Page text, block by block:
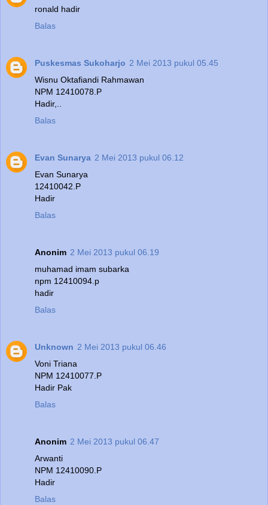
ronald hadir
Balas
Puskesmas Sukoharjo 2 Mei 2013 pukul 05.45
Wisnu Oktafiandi Rahmawan
NPM 12410078.P
Hadir,..
Balas
Evan Sunarya 2 Mei 2013 pukul 06.12
Evan Sunarya
12410042.P
Hadir
Balas
Anonim 2 Mei 2013 pukul 06.19
muhamad imam subarka
npm 12410094.p
hadir
Balas
Unknown 2 Mei 2013 pukul 06.46
Voni Triana
NPM 12410077.P
Hadir Pak
Balas
Anonim 2 Mei 2013 pukul 06.47
Arwanti
NPM 12410090.P
Hadir
Balas